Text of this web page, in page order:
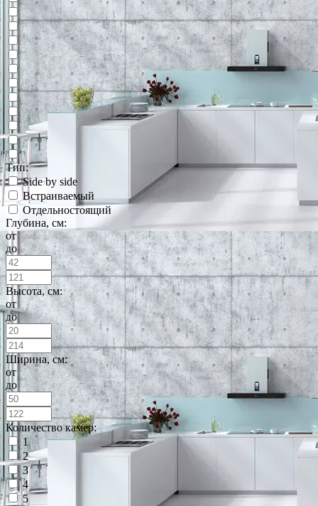
Тип:
Side by side
Встраиваемый
Отдельностоящий
Глубина, см:
от
до
Высота, см:
от
до
Ширина, см:
от
до
Количество камер:
1
2
3
4
5